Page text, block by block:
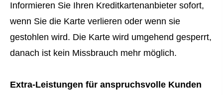
Informieren Sie Ihren Kredit­kartenanbieter sofort,
wenn Sie die Karte verlieren oder wenn sie
gestohlen wird. Die Karte wird umgehend gesperrt,
danach ist kein Missbrauch mehr möglich.
Extra-Leistungen für anspruchsvolle Kunden